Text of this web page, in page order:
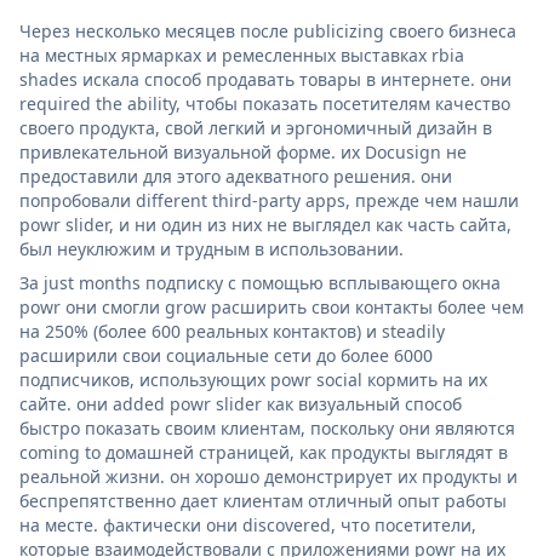
Через несколько месяцев после publicizing своего бизнеса
на местных ярмарках и ремесленных выставках rbia
shades искала способ продавать товары в интернете. они
required the ability, чтобы показать посетителям качество
своего продукта, свой легкий и эргономичный дизайн в
привлекательной визуальной форме. их Docusign не
предоставили для этого адекватного решения. они
попробовали different third-party apps, прежде чем нашли
powr slider, и ни один из них не выглядел как часть сайта,
был неуклюжим и трудным в использовании.
За just months подписку с помощью всплывающего окна
powr они смогли grow расширить свои контакты более чем
на 250% (более 600 реальных контактов) и steadily
расширили свои социальные сети до более 6000
подписчиков, использующих powr social кормить на их
сайте. они added powr slider как визуальный способ
быстро показать своим клиентам, поскольку они являются
coming to домашней страницей, как продукты выглядят в
реальной жизни. он хорошо демонстрирует их продукты и
беспрепятственно дает клиентам отличный опыт работы
на месте. фактически они discovered, что посетители,
которые взаимодействовали с приложениями powr на их